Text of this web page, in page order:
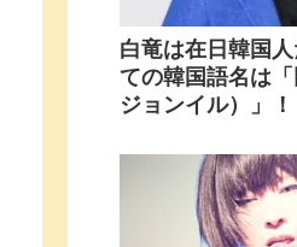
白竜は在日韓国
ての韓国語名は
ジョンイル）」！